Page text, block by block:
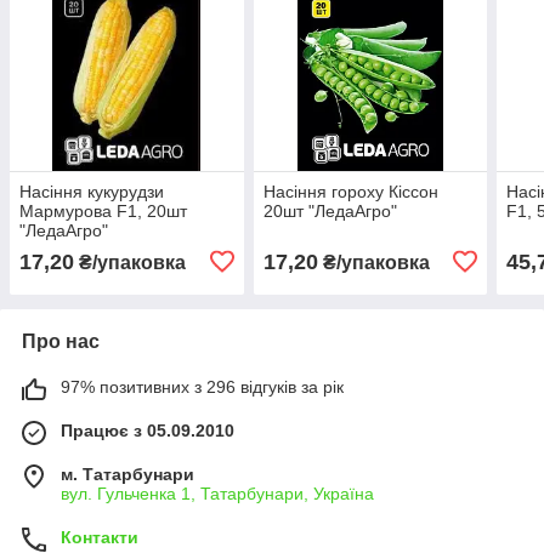
Насіння кукурудзи
Мармурова F1, 20шт
"ЛедаАгро"
17,20 ₴/упаковка
Насіння гороху Кіссон
20шт "ЛедаАгро"
17,20₴/упаковка
F1,
Про нас
97% позитивних з 296 відгуків за рік
Працює з 05.09.2010
м. Татарбунари
вул. Гульченка 1, Татарбунари, Україна
Контакти